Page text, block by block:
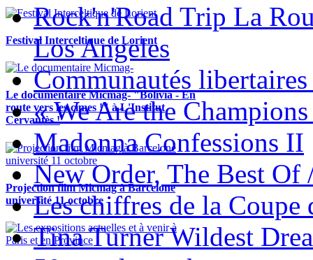
Festival Interceltique de Lorient
Le documentaire Micmag- "Bolivia - En
route vers les cimes !" à L'Institut
Cervantès !
Projection film Micmag à Barcelone
université 11 octobre
Rock'n'Road Trip La
Los Angeles
Communautés libertaires
« We Are the
Madonna Confessions II
New Order, The Best Of
Les chiffres de la Coupe
Tina Turner Wildest